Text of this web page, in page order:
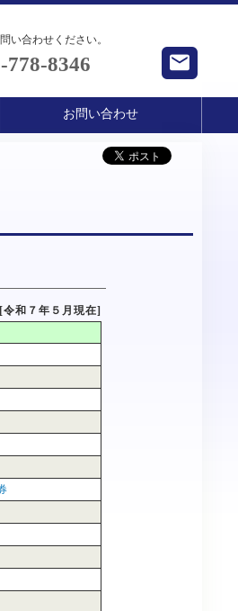
い合わせください。
778-8346
お問い合わせ
和７年５月現在]